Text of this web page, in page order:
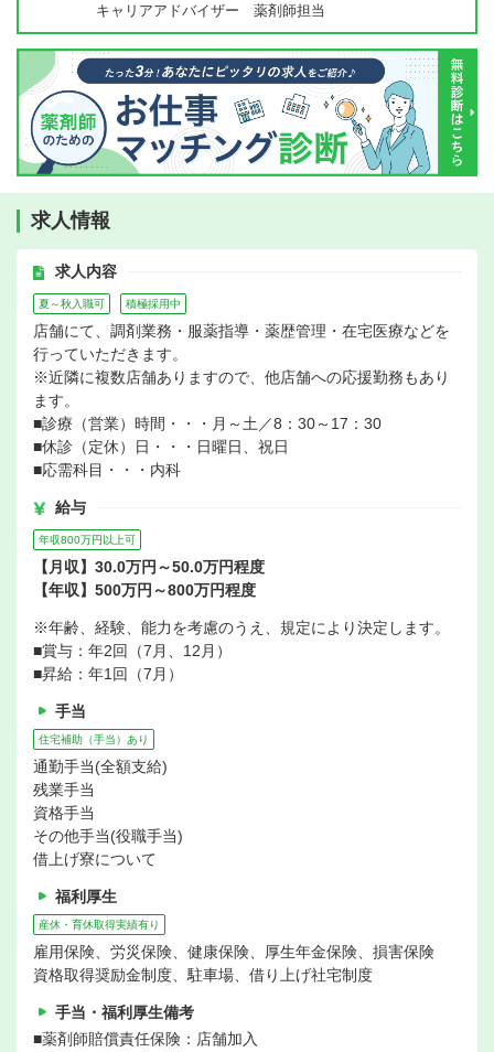
キャリアアドバイザー 薬剤師担当
求人情報
求人内容
夏～秋入職可 積極採用中
店舗にて、調剤業務・服薬指導・薬歴管理・在宅医療などを
行っていただきます。
※近隣に複数店舗ありますので、他店舗への応援勤務もあり
ます。
■診療（営業）時間・・・月～土／8：30～17：30
■休診（定休）日・・・日曜日、祝日
■応需科目・・・内科
給与
年収800万円以上可
【月収】30.0万円～50.0万円程度
【年収】500万円～800万円程度
※年齢、経験、能力を考慮のうえ、規定により決定します。
■賞与：年2回（7月、12月）
■昇給：年1回（7月）
手当
住宅補助（手当）あり
通勤手当(全額支給)
残業手当
資格手当
その他手当(役職手当)
借上げ寮について
福利厚生
産休・育休取得実績有り
雇用保険、労災保険、健康保険、厚生年金保険、損害保険
資格取得奨励金制度、駐車場、借り上げ社宅制度
手当・福利厚生備考
■薬剤師賠償責任保険：店舗加入